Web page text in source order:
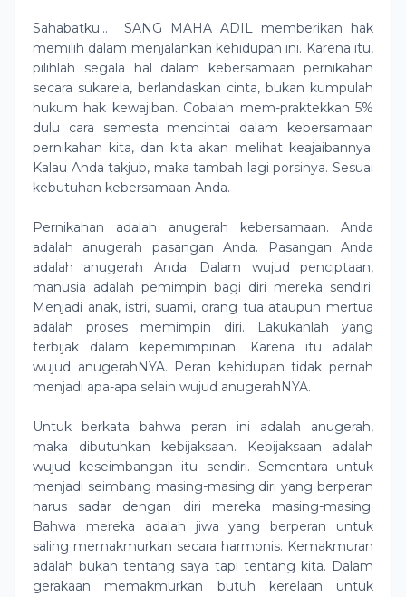
Sahabatku…
SANG MAHA ADIL memberikan hak
memilih dalam menjalankan kehidupan ini. Karena itu,
pilihlah segala hal dalam kebersamaan pernikahan
secara sukarela, berlandaskan cinta, bukan kumpulah
hukum hak kewajiban. Cobalah mem-praktekkan 5%
dulu cara semesta mencintai dalam kebersamaan
pernikahan kita, dan kita akan melihat keajaibannya.
Kalau Anda takjub, maka tambah lagi porsinya. Sesuai
kebutuhan kebersamaan Anda.
Pernikahan adalah anugerah kebersamaan. Anda
adalah anugerah pasangan Anda. Pasangan Anda
adalah anugerah Anda. Dalam wujud penciptaan,
manusia adalah pemimpin bagi diri mereka sendiri.
Menjadi anak, istri, suami, orang tua ataupun mertua
adalah proses memimpin diri. Lakukanlah yang
terbijak dalam kepemimpinan. Karena itu adalah
wujud anugerahNYA. Peran kehidupan tidak pernah
menjadi apa-apa selain wujud anugerahNYA.
Untuk berkata bahwa peran ini adalah anugerah,
maka dibutuhkan kebijaksaan. Kebijaksaan adalah
wujud keseimbangan itu sendiri. Sementara untuk
menjadi seimbang masing-masing diri yang berperan
harus sadar dengan diri mereka masing-masing.
Bahwa mereka adalah jiwa yang berperan untuk
saling memakmurkan secara harmonis. Kemakmuran
adalah bukan tentang saya tapi tentang kita. Dalam
gerakaan memakmurkan butuh kerelaan untuk